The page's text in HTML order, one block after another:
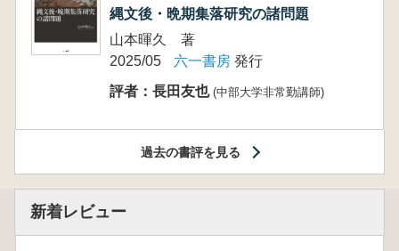
縄文後・晩期集落研究の諸問題
山本暉久 著
2025/05
六一書房 発行
評者：長田友也 (中部大学非常勤講師)
過去の書評を見る
新着レビュー